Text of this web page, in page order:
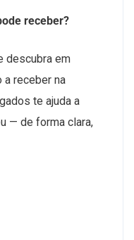
receber?
descubra em
receber na
te ajuda a
— de forma clara,